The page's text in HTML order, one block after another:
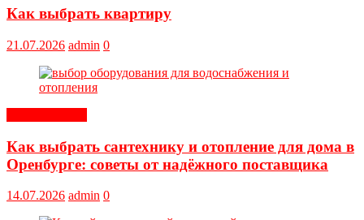
Как выбрать квартиру
21.07.2026 admin 0
Как выбрать сантехнику и отопление для дома в
Оренбурге: советы от надёжного поставщика
14.07.2026 admin 0